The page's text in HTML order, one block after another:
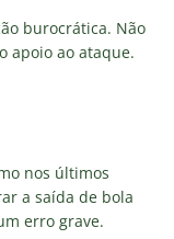
burocrática. Não
apoio ao ataque.
nos últimos
a saída de bola
erro grave.